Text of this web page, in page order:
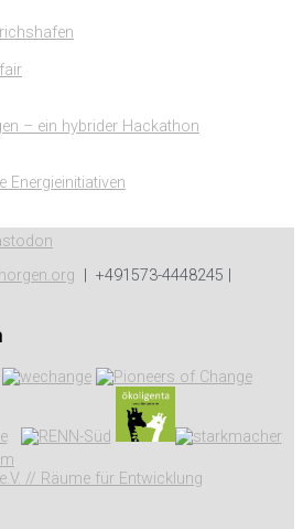
– ein hybrider Hackathon
Energieinitiativen
| +491573-4448245 |
e.V. // Räume für Entwicklung